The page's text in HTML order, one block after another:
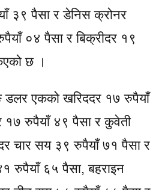
३९ पैसा र डेनिस क्रोनर
०४ पैसा र बिक्रीदर १९
छ ।
एकको खरिददर १७ रुपैयाँ
१७ रुपैयाँ ४९ पैसा र कुवेती
चार सय ३९ रुपैयाँ ७१ पैसा र
रुपैयाँ ६५ पैसा, बहराइन